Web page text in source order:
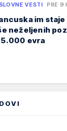
VESTI PRE 9
im staje
neželjenih
evra